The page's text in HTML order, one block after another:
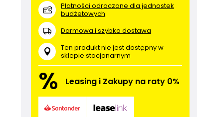
Płatności odroczone dla jednostek
budżetowych
Darmowa i szybka dostawa
Ten produkt nie jest dostępny w
sklepie stacjonarnym
% Leasing i Zakupy na raty 0%